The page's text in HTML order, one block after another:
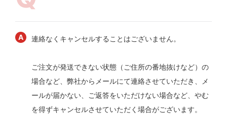
連絡なくキャンセルすることはございません。
ご注文が発送できない状態（ご住所の番地抜けなど）の
場合など、弊社からメールにて連絡させていただき、メ
ールが届かない、ご返答をいただけない場合など、やむ
を得ずキャンセルさせていただく場合がございます。